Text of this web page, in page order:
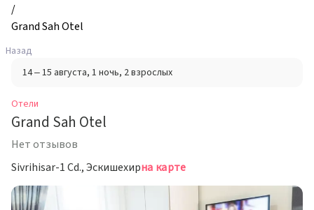
/
Grand Sah Otel
Назад
14 – 15 августа, 1 ночь, 2 взрослых
Отели
Grand Sah Otel
Нет отзывов
Sivrihisar-1 Cd., Эскишехирна карте